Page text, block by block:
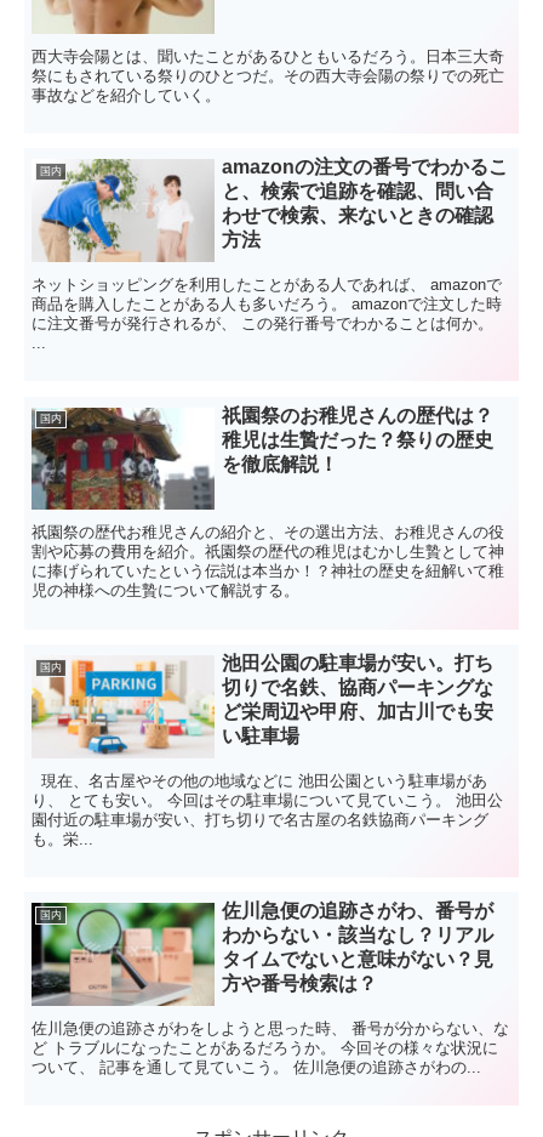
西大寺会陽とは、聞いたことがあるひともいるだろう。日本三大奇
祭にもされている祭りのひとつだ。その西大寺会陽の祭りでの死亡
事故などを紹介していく。
国内
amazonの注文の番号でわかるこ
と、検索で追跡を確認、問い合
わせで検索、来ないときの確認
方法
ネットショッピングを利用したことがある人であれば、 amazonで
商品を購入したことがある人も多いだろう。 amazonで注文した時
に注文番号が発行されるが、 この発行番号でわかることは何か。
...
国内
祇園祭のお稚児さんの歴代は？
稚児は生贄だった？祭りの歴史
を徹底解説！
祇園祭の歴代お稚児さんの紹介と、その選出方法、お稚児さんの役
割や応募の費用を紹介。祇園祭の歴代の稚児はむかし生贄として神
に捧げられていたという伝説は本当か！？神社の歴史を紐解いて稚
児の神様への生贄について解説する。
国内
池田公園の駐車場が安い。打ち
切りで名鉄、協商パーキングな
ど栄周辺や甲府、加古川でも安
い駐車場
現在、名古屋やその他の地域などに 池田公園という駐車場があ
り、 とても安い。 今回はその駐車場について見ていこう。 池田公
園付近の駐車場が安い、打ち切りで名古屋の名鉄協商パーキング
も。栄...
国内
佐川急便の追跡さがわ、番号が
わからない・該当なし？リアル
タイムでないと意味がない？見
方や番号検索は？
佐川急便の追跡さがわをしようと思った時、 番号が分からない、な
ど トラブルになったことがあるだろうか。 今回その様々な状況に
ついて、 記事を通して見ていこう。 佐川急便の追跡さがわの...